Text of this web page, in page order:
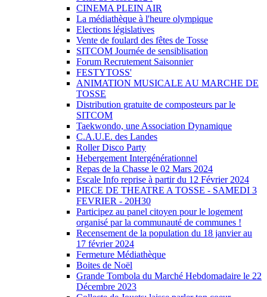
CINEMA PLEIN AIR
La médiathèque à l'heure olympique
Elections législatives
Vente de foulard des fêtes de Tosse
SITCOM Journée de sensiblisation
Forum Recrutement Saisonnier
FESTYTOSS'
ANIMATION MUSICALE AU MARCHE DE
TOSSE
Distribution gratuite de composteurs par le
SITCOM
Taekwondo, une Association Dynamique
C.A.U.E. des Landes
Roller Disco Party
Hebergement Intergénérationnel
Repas de la Chasse le 02 Mars 2024
Escale Info reprise à partir du 12 Février 2024
PIECE DE THEATRE A TOSSE - SAMEDI 3
FEVRIER - 20H30
Participez au panel citoyen pour le logement
organisé par la communauté de communes !
Recensement de la population du 18 janvier au
17 février 2024
Fermeture Médiathèque
Boites de Noël
Grande Tombola du Marché Hebdomadaire le 22
Décembre 2023